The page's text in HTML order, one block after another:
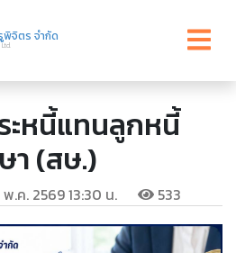
จิตร จำกัด
ะหนี้แทนลูกหนี้
า (สษ.)
.ค. 2569 13:30 น. 533